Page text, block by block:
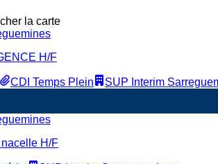
la carte
H/F
CDI Temps Plein SUP Interim
H/F